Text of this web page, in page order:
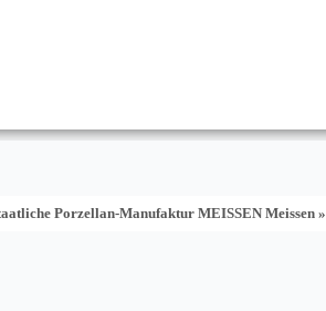
Porzellan-Manufaktur MEISSEN Meissen »